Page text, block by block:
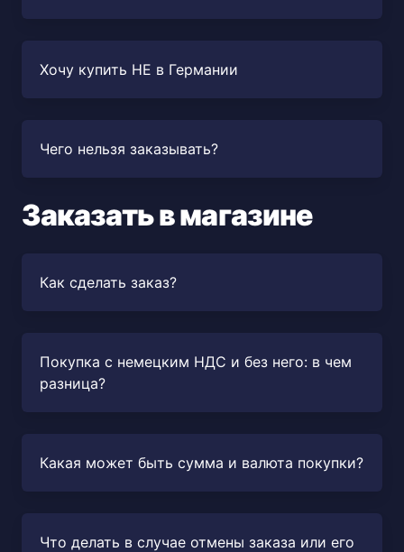
Хочу купить НЕ в Германии
Чего нельзя заказывать?
Заказать в магазине
Как сделать заказ?
Покупка с немецким НДС и без него: в чем
разница?
Какая может быть сумма и валюта покупки?
Что делать в случае отмены заказа или его